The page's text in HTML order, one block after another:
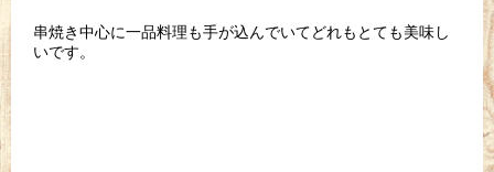
串焼き中心に一品料理も手が込んでいてどれもとても美味し
いです。